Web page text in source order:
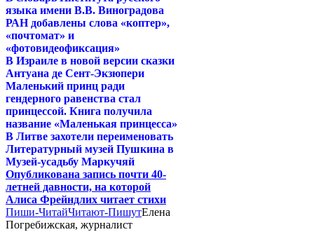
языка имени В.В. Виноградова
РАН добавлены слова «коптер»,
«почтомат» и
«фотовидеофиксация»
В Израиле в новой версии сказки
Антуана де Сент-Экзюпери
Маленький принц ради
гендерного равенства стал
принцессой. Книга получила
название «Маленькая принцесса»
В Литве захотели переименовать
Литературный музей Пушкина в
Музей-усадьбу Маркучяй
Опубликована запись почти 40-
летней давности, на которой
Алиса Фрейндлих читает стихи
Пиши-ЧитайЧитают-ПишутЕлена
Погребижская, журналист